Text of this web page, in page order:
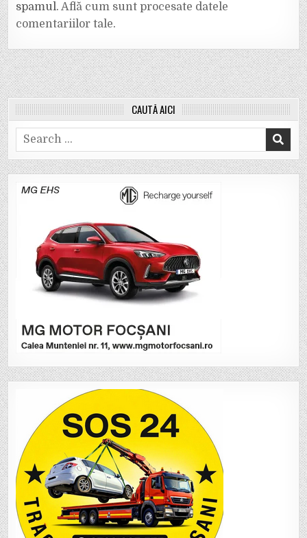
spamul.Află cum sunt procesate datele
comentariilor tale.
CAUTĂ AICI
Search
for: